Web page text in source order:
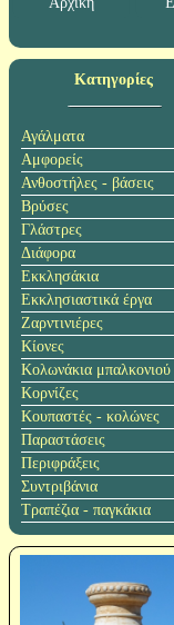
Κατηγορίες
Αγάλματα
Αμφορείς
Ανθοστήλες - βάσεις
Βρύσες
Γλάστρες
Διάφορα
Εκκλησάκια
Εκκλησιαστικά έργα
Ζαρντινιέρες
Κίονες
Κολωνάκια μπαλκονιού
Κορνίζες
Κουπαστές - κολώνες
Παραστάσεις
Περιφράξεις
Συντριβάνια
Τραπέζια - παγκάκια